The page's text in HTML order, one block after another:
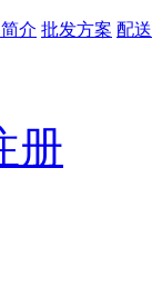
介 批发方案 配
册